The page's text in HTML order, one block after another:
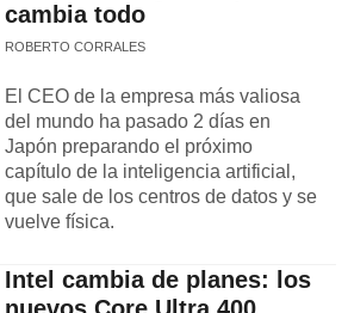
cambia todo
ROBERTO CORRALES
El CEO de la empresa más valiosa
del mundo ha pasado 2 días en
Japón preparando el próximo
capítulo de la inteligencia artificial,
que sale de los centros de datos y se
vuelve física.
Intel cambia de planes: los